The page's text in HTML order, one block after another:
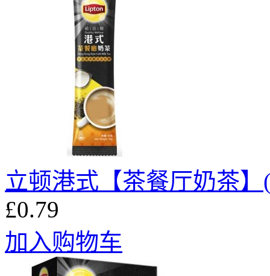
立顿港式【茶餐厅奶茶】
£0.79
加入购物车